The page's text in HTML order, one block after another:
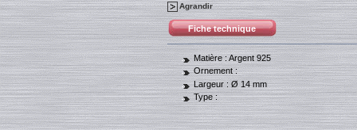
Agrandir
Fiche technique
Matière : Argent 925
Ornement :
Largeur :Ø 14 mm
Type :